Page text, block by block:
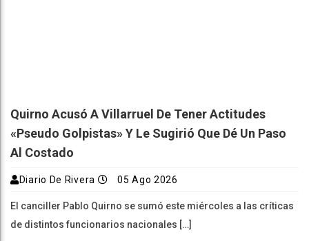
Quirno Acusó A Villarruel De Tener Actitudes
«pseudo Golpistas» Y Le Sugirió Que Dé Un Paso
Al Costado
Diario De Rivera 05 Ago 2026
El canciller Pablo Quirno se sumó este miércoles a las críticas
de distintos funcionarios nacionales […]